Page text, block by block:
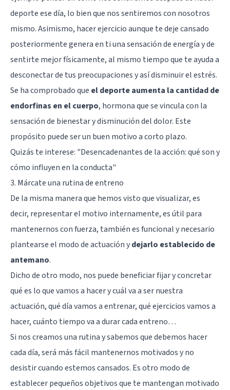
deporte ese día, lo bien que nos sentiremos con nosotros
mismo. Asimismo, hacer ejercicio aunque te deje cansado
posteriormente genera en ti una sensación de energía y de
sentirte mejor físicamente, al mismo tiempo que te ayuda a
desconectar de tus preocupaciones y así disminuir el estrés.
Se ha comprobado que el deporte aumenta la cantidad de
endorfinas en el cuerpo, hormona que se vincula con la
sensación de bienestar y disminución del dolor. Este
propósito puede ser un buen motivo a corto plazo.
Quizás te interese: "Desencadenantes de la acción: qué son y
cómo influyen en la conducta"
3. Márcate una rutina de entreno
De la misma manera que hemos visto que visualizar, es
decir, representar el motivo internamente, es útil para
mantenernos con fuerza, también es funcional y necesario
plantearse el modo de actuación ydejarlo establecido de
antemano.
Dicho de otro modo, nos puede beneficiar fijar y concretar
qué es lo que vamos a hacer y cuál va a ser nuestra
actuación, qué día vamos a entrenar, qué ejercicios vamos a
hacer, cuánto tiempo va a durar cada entreno…
Si nos creamos una rutina y sabemos que debemos hacer
cada día, será más fácil mantenernos motivados y no
desistir cuando estemos cansados. Es otro modo de
establecer pequeños objetivos que te mantengan motivado